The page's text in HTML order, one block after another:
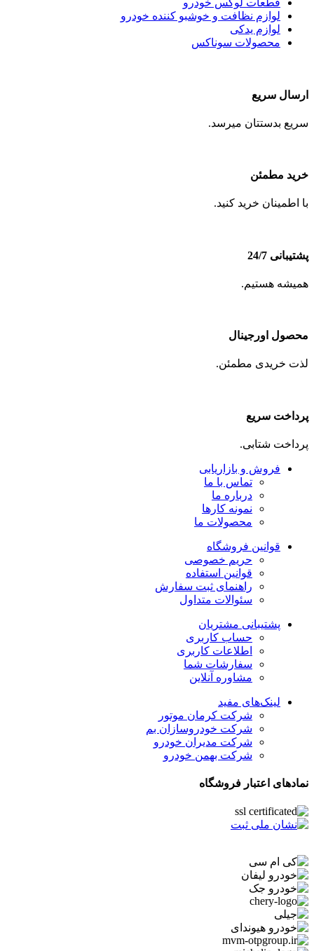
قطعات لوکس خودرو
لوازم نظافت و خوشبو کننده خودرو
لوازم یدکی
محصولات سوناکس
ارسال سریع
سریع بدستتان میرسد.
خرید مطمئن
با اطمینان خرید کنید.
پشتیبانی 24/7
همیشه هستیم.
محصول اورجینال
لذت خریدی مطمئن.
پرداخت سریع
پرداخت شتابی.
فروش و بازاریابی
تماس با ما
درباره ما
نمونه کارها
محصولات ما
قوانین فروشگاه
حریم خصوصی
قوانین استفاده
راهنمای ثبت سفارش
سئوالات متداول
پشتیبانی مشتریان
حساب کاربری
اطلاعات کاربری
سفارشات شما
مشاوره آنلاین
لینک‌های مفید
شرکت کرمان موتور
شرکت خودروسازان بم
شرکت مدیران خودرو
شرکت بهمن خودرو
نمادهای اعتبار فروشگاه